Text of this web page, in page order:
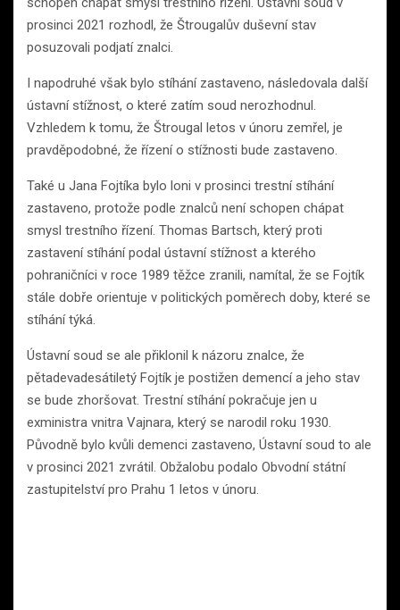
prosinci 2021 rozhodl, že Štrougalův duševní stav
posuzovali podjatí znalci.
I napodruhé však bylo stíhání zastaveno, následovala další
ústavní stížnost, o které zatím soud nerozhodnul.
Vzhledem k tomu, že Štrougal letos v únoru zemřel, je
pravděpodobné, že řízení o stížnosti bude zastaveno.
Také u Jana Fojtíka bylo loni v prosinci trestní stíhání
zastaveno, protože podle znalců není schopen chápat
smysl trestního řízení. Thomas Bartsch, který proti
zastavení stíhání podal ústavní stížnost a kterého
pohraničníci v roce 1989 těžce zranili, namítal, že se Fojtík
stále dobře orientuje v politických poměrech doby, které se
stíhání týká.
Ústavní soud se ale přiklonil k názoru znalce, že
pětadevadesátiletý Fojtík je postižen demencí a jeho stav
se bude zhoršovat. Trestní stíhání pokračuje jen u
exministra vnitra Vajnara, který se narodil roku 1930.
Původně bylo kvůli demenci zastaveno, Ústavní soud to ale
v prosinci 2021 zvrátil. Obžalobu podalo Obvodní státní
zastupitelství pro Prahu 1 letos v únoru.